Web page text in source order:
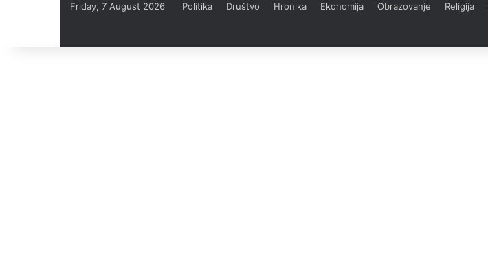
Friday, 7 August 2026 Politika Društvo Hronika Ekonomija Obrazovanje Religija